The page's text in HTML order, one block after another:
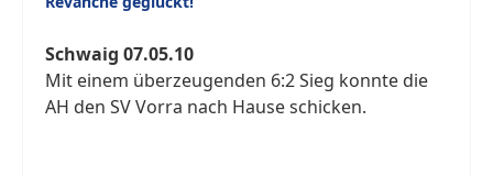
Schwaig 07.05.10
Mit einem überzeugenden 6:2 Sieg konnte die
AH den SV Vorra nach Hause schicken.